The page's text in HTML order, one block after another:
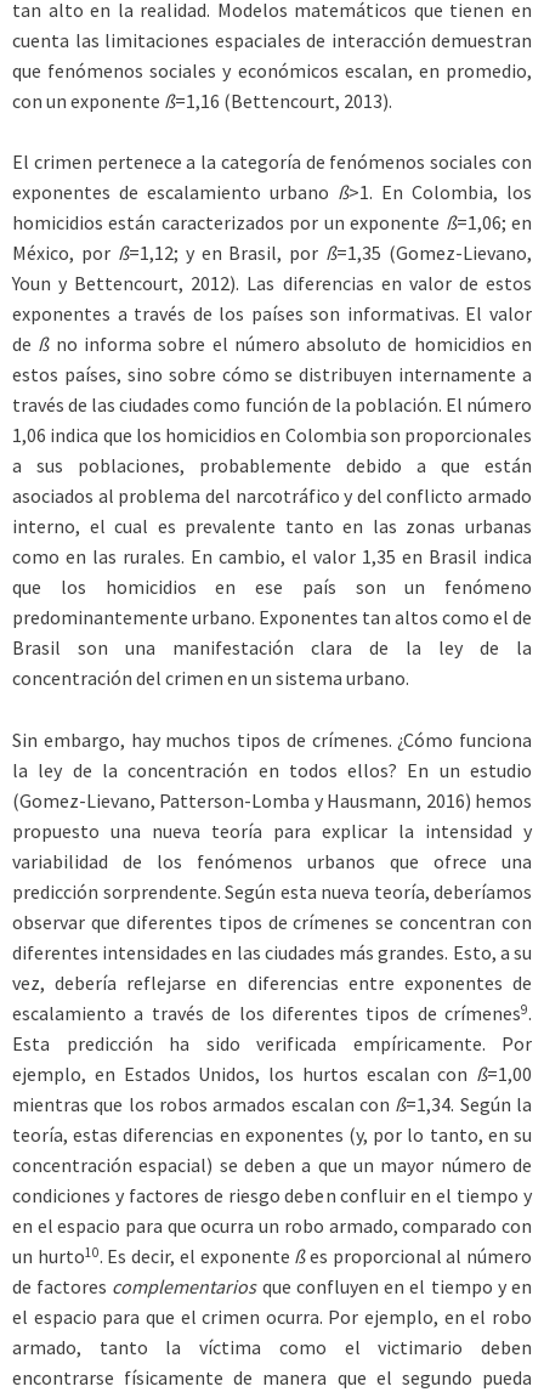
tan alto en la realidad. Modelos matemáticos que tienen en
cuenta las limitaciones espaciales de interacción demuestran
que fenómenos sociales y económicos escalan, en promedio,
con un exponente ß=1,16 (Bettencourt, 2013).
El crimen pertenece a la categoría de fenómenos sociales con
exponentes de escalamiento urbano ß>1. En Colombia, los
homicidios están caracterizados por un exponente ß=1,06; en
México, por ß=1,12; y en Brasil, por ß=1,35 (Gomez-Lievano,
Youn y Bettencourt, 2012). Las diferencias en valor de estos
exponentes a través de los países son informativas. El valor
de ßno informa sobre el número absoluto de homicidios en
estos países, sino sobre cómo se distribuyen internamente a
través de las ciudades como función de la población. El número
1,06 indica que los homicidios en Colombia son proporcionales
a sus poblaciones, probablemente debido a que están
asociados al problema del narcotráfico y del conflicto armado
interno, el cual es prevalente tanto en las zonas urbanas
como en las rurales. En cambio, el valor 1,35 en Brasil indica
que los homicidios en ese país son un fenómeno
predominantemente urbano. Exponentes tan altos como el de
Brasil son una manifestación clara de la ley de la
concentración del crimen en un sistema urbano.
Sin embargo, hay muchos tipos de crímenes. ¿Cómo funciona
la ley de la concentración en todos ellos? En un estudio
(Gomez-Lievano, Patterson-Lomba y Hausmann, 2016) hemos
propuesto una nueva teoría para explicar la intensidad y
variabilidad de los fenómenos urbanos que ofrece una
predicción sorprendente. Según esta nueva teoría, deberíamos
observar que diferentes tipos de crímenes se concentran con
diferentes intensidades en las ciudades más grandes. Esto, a su
vez, debería reflejarse en diferencias entre exponentes de
escalamiento a través de los diferentes tipos de crímenes9.
Esta predicción ha sido verificada empíricamente. Por
ejemplo, en Estados Unidos, los hurtos escalan con ß=1,00
mientras que los robos armados escalan con ß=1,34. Según la
teoría, estas diferencias en exponentes (y, por lo tanto, en su
concentración espacial) se deben a que un mayor número de
condiciones y factores de riesgo deben confluir en el tiempo y
en el espacio para que ocurra un robo armado, comparado con
un hurto10. Es decir, el exponente ßes proporcional al número
de factores complementariosque confluyen en el tiempo y en
el espacio para que el crimen ocurra. Por ejemplo, en el robo
armado, tanto la víctima como el victimario deben
encontrarse físicamente de manera que el segundo pueda